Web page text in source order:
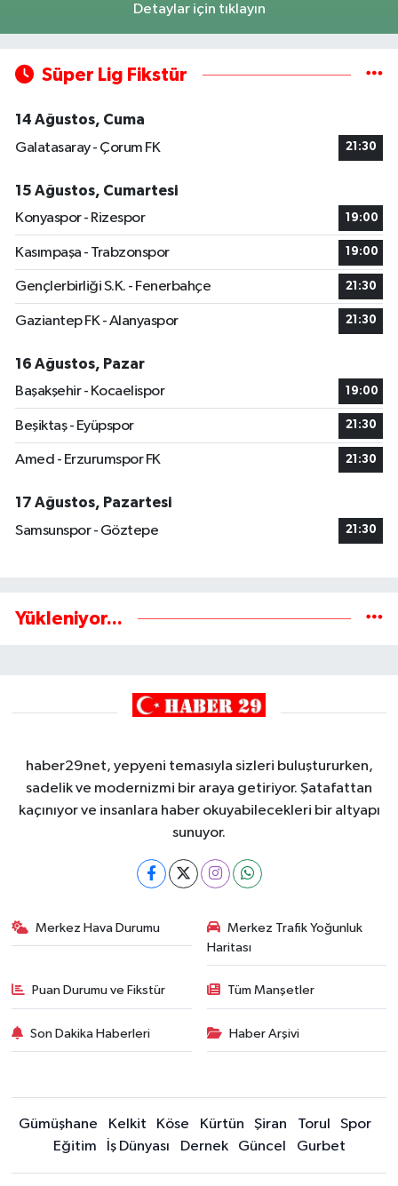
Detaylar için tıklayın
Süper Lig Fikstür
14 Ağustos, Cuma
Galatasaray - Çorum FK
21:30
15 Ağustos, Cumartesi
Konyaspor - Rizespor
19:00
Kasımpaşa - Trabzonspor 19:00
Gençlerbirliği S.K. - Fenerbahçe 21:30
Gaziantep FK - Alanyaspor 21:30
16 Ağustos, Pazar
Başakşehir - Kocaelispor
19:00
Beşiktaş - Eyüpspor 21:30
Amed - Erzurumspor FK 21:30
17 Ağustos, Pazartesi
Samsunspor - Göztepe
21:30
Yükleniyor...
haber29net, yepyeni temasıyla sizleri buluştururken,
sadelik ve modernizmi bir araya getiriyor. Şatafattan
kaçınıyor ve insanlara haber okuyabilecekleri bir altyapı
sunuyor.
Merkez Hava Durumu
Merkez Trafik Yoğunluk
Haritası
Puan Durumu ve Fikstür Tüm Manşetler
Son Dakika Haberleri Haber Arşivi
Gümüşhane Kelkit Köse Kürtün Şiran Torul
Spor
Eğitim
İş Dünyası Dernek Güncel Gurbet